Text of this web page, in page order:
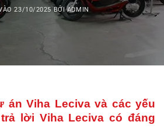
23/10/2025 BỞIADMIN
án Viha Leciva và các yếu
lời Viha Leciva có đáng